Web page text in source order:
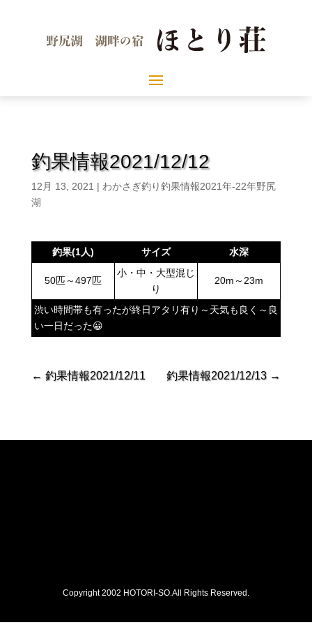
釣果情報2021/12/12
12月 13, 2021 | わかさぎ釣り釣果情報2021年-22年野尻
湖
釣果(1人) サイズ 水深
50匹～497匹
小・中・大型混じ
り
20m～23m
渋い時間帯も有ったが終日アタリ有り～天気も良く～良
い一日だった😀
← 釣果情報2021/12/11 釣果情報2021/12/13 →
Copyright 2002 HOTORI-SO.All Rights Reserved.